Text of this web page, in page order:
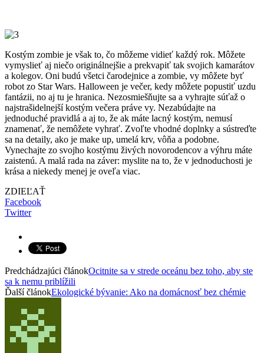
Kostým zombie je však to, čo môžeme vidieť každý rok. Môžete
vymyslieť aj niečo originálnejšie a prekvapiť tak svojich kamarátov
a kolegov. Oni budú všetci čarodejnice a zombie, vy môžete byť
robot zo Star Wars. Halloween je večer, kedy môžete popustiť uzdu
fantázii, no aj tu je hranica. Nezosmiešňujte sa a vyhrajte súťaž o
najstrašidelnejší kostým večera práve vy. Nezabúdajte na
jednoduché pravidlá a aj to, že ak máte lacný kostým, nemusí
znamenať, že nemôžete vyhrať. Zvoľte vhodné doplnky a sústreďte
sa na detaily, ako je make up, umelá krv, vôňa a podobne.
Vynechajte zo svojho kostýmu živých novorodencov a výhru máte
zaistenú. A malá rada na záver: myslite na to, že v jednoduchosti je
krása a niekedy menej je oveľa viac.
ZDIEĽAŤ
Facebook
Twitter
Predchádzajúci článokOcitnite sa v strede oceánu bez toho, aby ste
sa k nemu priblížili
Ďalší článokEkologické bývanie: Ako na domácnosť bez chémie